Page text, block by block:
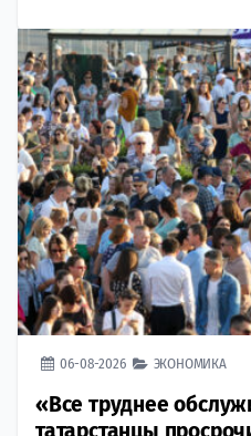
06-08-2026 ЭКОНОМИКА
«Все труднее